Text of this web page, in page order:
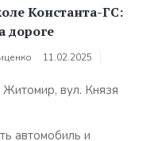
Константа-ГС:
дороге
11.02.2025
вул. Князя
автомобиль и